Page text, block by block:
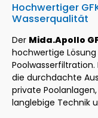
Hochwertiger
Wasserqualität
Der Mida.Apollo
hochwertige
die durchdachte
private
langlebige Technik